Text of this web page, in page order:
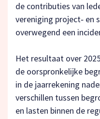
de contributies van
vereniging project‑ en
overwegend een
Het resultaat over
de oorspronkelijke
in de jaarrekening
verschillen tussen
en lasten binnen de